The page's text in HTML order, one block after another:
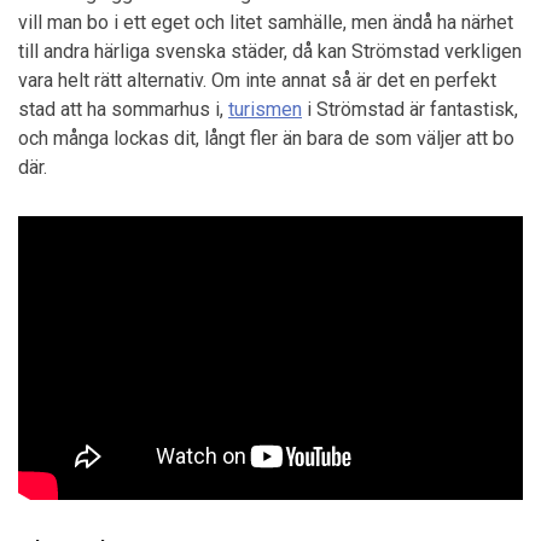
vill man bo i ett eget och litet samhälle, men ändå ha närhet
till andra härliga svenska städer, då kan Strömstad verkligen
vara helt rätt alternativ. Om inte annat så är det en perfekt
stad att ha sommarhus i, turismen i Strömstad är fantastisk,
och många lockas dit, långt fler än bara de som väljer att bo
där.